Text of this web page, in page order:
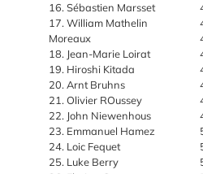
Sébastien Marsset
William Mathelin
Moreaux
Jean-Marie Loirat
Hiroshi Kitada
Arnt Bruhns
Olivier ROussey
John Niewenhous
Emmanuel Hamez
Loic Fequet
Luke Berry